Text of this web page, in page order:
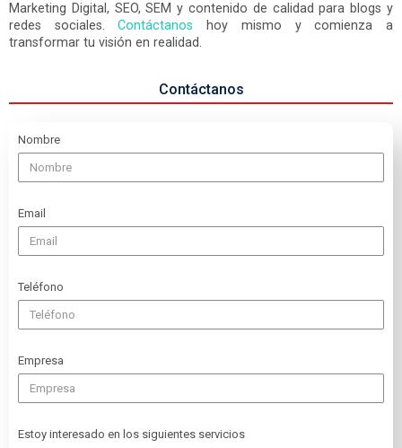
Marketing Digital, SEO, SEM y contenido de calidad para blogs y
redes sociales.Contáctanos hoy mismo y comienza a
transformar tu visión en realidad.
Contáctanos
Nombre
Email
Teléfono
Empresa
Estoy interesado en los siguientes servicios